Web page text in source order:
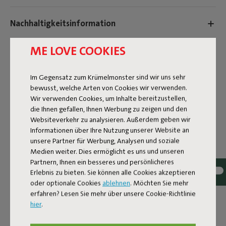
ME LOVE COOKIES
Im Gegensatz zum Krümelmonster sind wir uns sehr
bewusst, welche Arten von Cookies wir verwenden.
Wir verwenden Cookies, um Inhalte bereitzustellen,
die Ihnen gefallen, Ihnen Werbung zu zeigen und den
Websiteverkehr zu analysieren. Außerdem geben wir
Informationen über Ihre Nutzung unserer Website an
unsere Partner für Werbung, Analysen und soziale
Medien weiter. Dies ermöglicht es uns und unseren
Partnern, Ihnen ein besseres und persönlicheres
Erlebnis zu bieten. Sie können alle Cookies akzeptieren
oder optionale Cookies ablehnen. Möchten Sie mehr
erfahren? Lesen Sie mehr über unsere Cookie-Richtlinie
hier.
Nachhaltigkeitsinformation
Reviews: 4.6 / 5 (47 reviews)